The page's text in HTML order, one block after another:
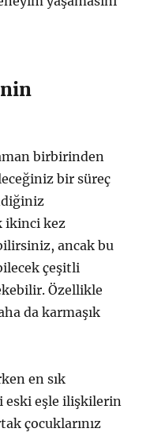
birbirinden
bir süreç
ikinci kez
ancak bu
çeşitli
Özellikle
da karmaşık
en sık
eski eşle ilişkilerin
çocuklarınız